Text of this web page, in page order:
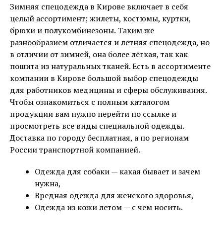
Зимняя спецодежда в Кирове включает в себя
целый ассортимент; жилеты, костюмы, куртки,
брюки и полукомбинезоны. Таким же
разнообразием отличается и летняя спецодежда, но
в отличии от зимней, она более лёгкая, так как
пошита из натуральных тканей. Есть в ассортименте
компании в Кирове большой выбор спецодежды
для работников медицины и сферы обслуживания.
Чтобы ознакомиться с полным каталогом
продукции вам нужно перейти по ссылке и
просмотреть все виды специальной одежды.
Доставка по городу бесплатная, а по регионам
России транспортной компанией.
Одежда для собаки — какая бывает и зачем
нужна,
Вредная одежда для женского здоровья,
Одежда из кожи летом — с чем носить.